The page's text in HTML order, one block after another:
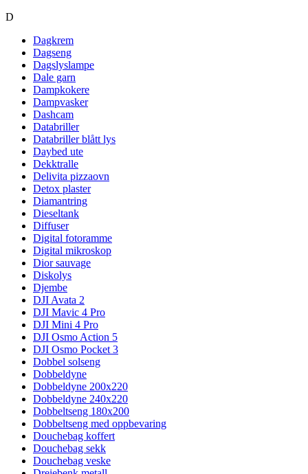
D
Dagkrem
Dagseng
Dagslyslampe
Dale garn
Dampkokere
Dampvasker
Dashcam
Databriller
Databriller blått lys
Daybed ute
Dekktralle
Delivita pizzaovn
Detox plaster
Diamantring
Dieseltank
Diffuser
Digital fotoramme
Digital mikroskop
Dior sauvage
Diskolys
Djembe
DJI Avata 2
DJI Mavic 4 Pro
DJI Mini 4 Pro
DJI Osmo Action 5
DJI Osmo Pocket 3
Dobbel solseng
Dobbeldyne
Dobbeldyne 200x220
Dobbeldyne 240x220
Dobbeltseng 180x200
Dobbeltseng med oppbevaring
Douchebag koffert
Douchebag sekk
Douchebag veske